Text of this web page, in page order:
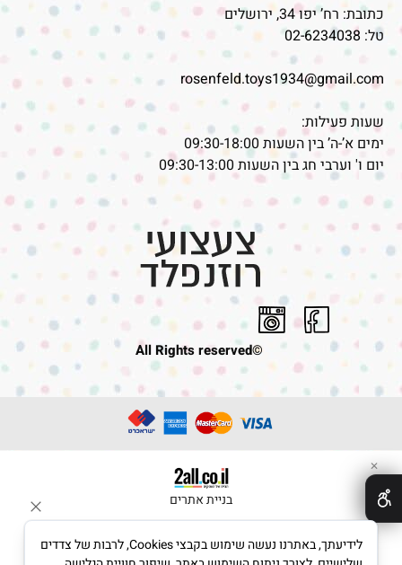
כתובת: רח’ יפו 34, ירושלים
טל: 02-6234038
rosenfeld.toys1934@gmail.com
שעות פעילות:
ימים א’-ה’ בין השעות 09:30-18:00
יום ו' וערבי חג בין השעות 09:30-13:00
©All Rights reserved
בניית אתרים
✕
לידיעתך, באתרנו נעשה שימוש בקבצי Cookies, לרבות של צדדים